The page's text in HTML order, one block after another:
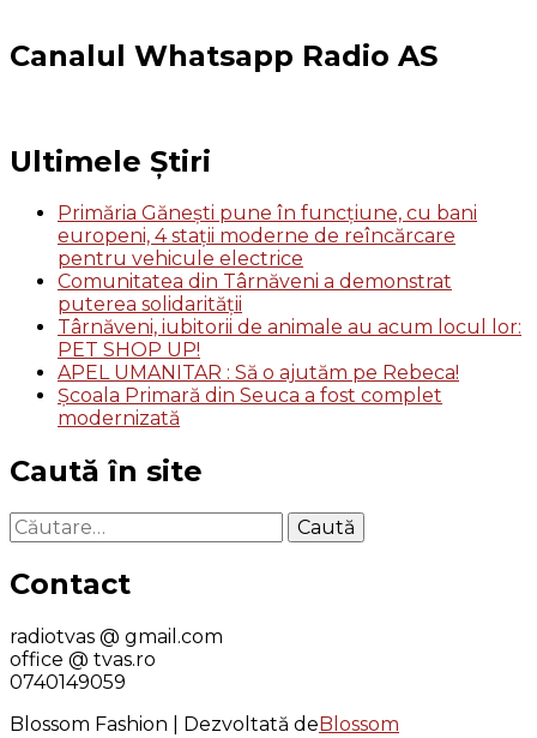
Canalul Whatsapp Radio AS
Ultimele Știri
Primăria Gănești pune în funcțiune, cu bani
europeni, 4 stații moderne de reîncărcare
pentru vehicule electrice
Comunitatea din Târnăveni a demonstrat
puterea solidarității
Târnăveni, iubitorii de animale au acum locul lor:
PET SHOP UP!
APEL UMANITAR : Să o ajutăm pe Rebeca!
Școala Primară din Seuca a fost complet
modernizată
Caută în site
Caută
după:
Contact
radiotvas @ gmail.com
office @ tvas.ro
0740149059
Blossom Fashion | Dezvoltată deBlossom